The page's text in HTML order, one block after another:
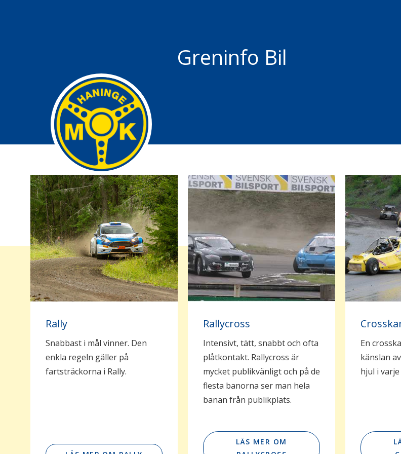
Greninfo Bil
Rally
Snabbast i mål vinner. Den
enkla regeln gäller på
fartsträckorna i Rally.
Rallycross
Intensivt, tätt, snabbt och ofta
plåtkontakt. Rallycross är
mycket publikvänligt och på de
flesta banorna ser man hela
banan från publikplats.
LÄS MER OM
En
känslan
hjul i